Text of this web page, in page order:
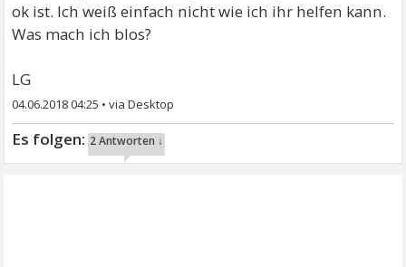
ok ist. Ich weiß einfach nicht wie ich ihr helfen kann.
Was mach ich blos?
LG
04.06.2018 04:25 •
2 Antworten ↓